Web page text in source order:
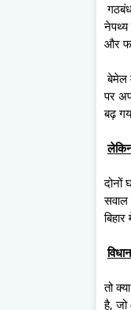
और
बेमेल
पर
बढ़
दोनों
सवाल
तो
है, जो